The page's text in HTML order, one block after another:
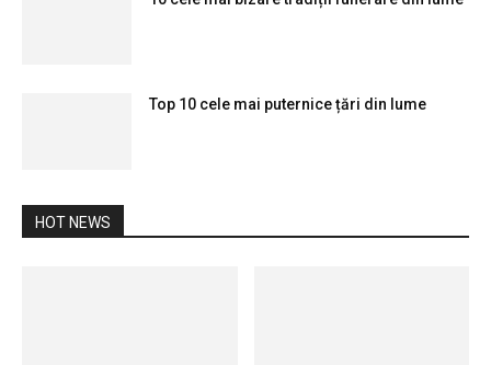
Top 10 cele mai puternice țări din lume
HOT NEWS